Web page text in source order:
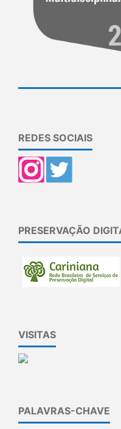
REDES SOCIAIS
PRESERVAÇÃO
VISITAS
PALAVRAS-CHAVE